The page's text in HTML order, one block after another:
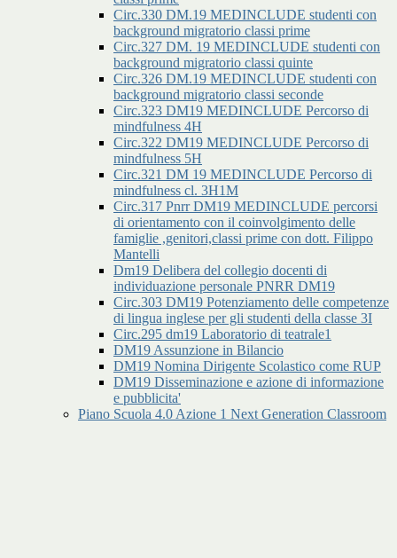
Circ.330 DM.19 MEDINCLUDE studenti con
background migratorio classi prime
Circ.327 DM. 19 MEDINCLUDE studenti con
background migratorio classi quinte
Circ.326 DM.19 MEDINCLUDE studenti con
background migratorio classi seconde
Circ.323 DM19 MEDINCLUDE Percorso di
mindfulness 4H
Circ.322 DM19 MEDINCLUDE Percorso di
mindfulness 5H
Circ.321 DM 19 MEDINCLUDE Percorso di
mindfulness cl. 3H1M
Circ.317 Pnrr DM19 MEDINCLUDE percorsi
di orientamento con il coinvolgimento delle
famiglie ,genitori,classi prime con dott. Filippo
Mantelli
Dm19 Delibera del collegio docenti di
individuazione personale PNRR DM19
Circ.303 DM19 Potenziamento delle competenze
di lingua inglese per gli studenti della classe 3I
Circ.295 dm19 Laboratorio di teatrale1
DM19 Assunzione in Bilancio
DM19 Nomina Dirigente Scolastico come RUP
DM19 Disseminazione e azione di informazione
e pubblicita'
Piano Scuola 4.0 Azione 1 Next Generation Classroom